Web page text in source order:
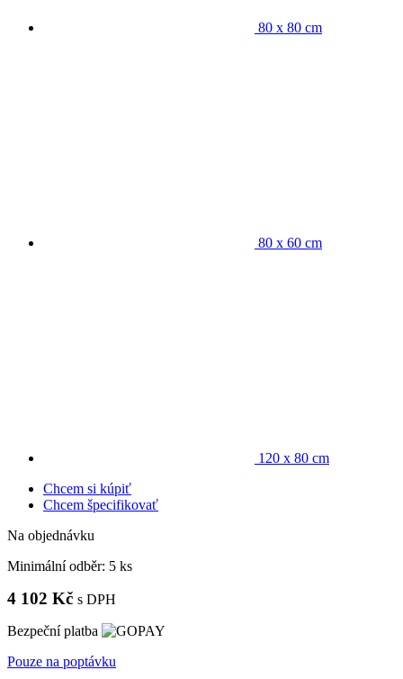
80 x 80 cm
80 x 60 cm
120 x 80 cm
Chcem si kúpiť
Chcem špecifikovať
Na objednávku
Minimální odběr: 5 ks
4 102 Kč s DPH
Bezpeční platba
Pouze na poptávku